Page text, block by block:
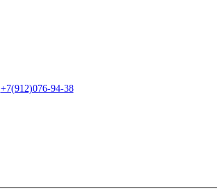
+7(912)076-94-38